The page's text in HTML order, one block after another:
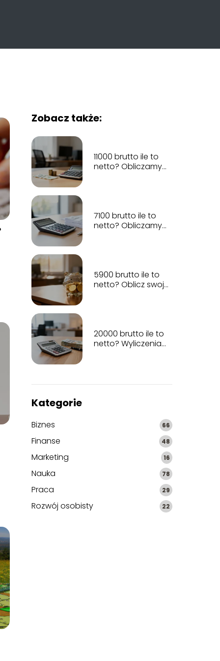
Zobacz także:
11000 brutto ile to
netto? Obliczamy
7100 brutto ile to
netto? Obliczamy
5900 brutto ile to
netto? Oblicz swoje
20000 brutto ile to
netto? Wyliczenia
Kategorie
Biznes 66
Finanse 48
Marketing 16
Nauka 78
Praca 29
Rozwój osobisty 22